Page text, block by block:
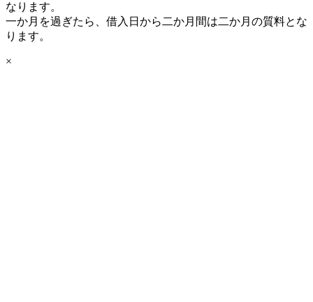
なります。
一か月を過ぎたら、借入日から二か月間は二か月の質料とな
ります。
×